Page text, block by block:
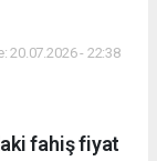
20.07.2026 - 22:38
fahiş fiyat